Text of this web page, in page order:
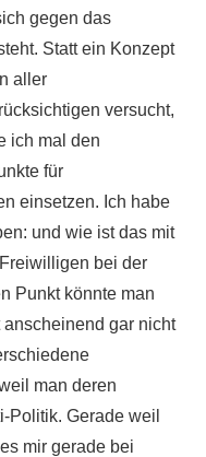
gegen das
Statt ein Konzept
aller
versucht,
ich mal den
für
einsetzen. Ich habe
und wie ist das mit
bei der
Punkt könnte man
gar nicht
man deren
Politik. Gerade weil
mir gerade bei